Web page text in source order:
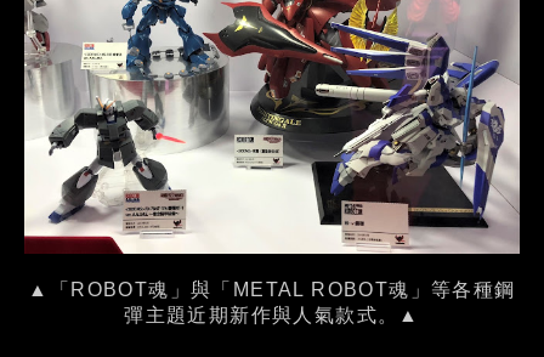
▲「ROBOT魂」與「METAL ROBOT魂」等各種鋼
彈主題近期新作與人氣款式。▲